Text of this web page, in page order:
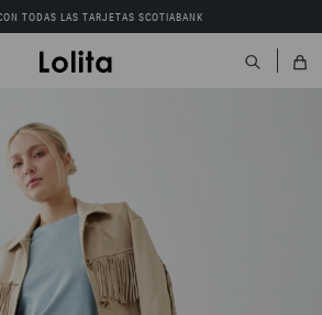
TODAS LAS TARJETAS SCOTIABANK